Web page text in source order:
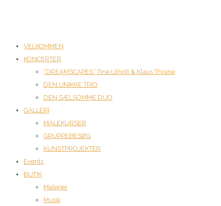
VELKOMMEN
KONCERTER
“DREAMSCAPES” Tine Lilholt & Klaus Thrane
DEN UNIKKE TRIO
DEN SÆLSOMME DUO
GALLERI
MALEKURSER
GRUPPEBESØG
KUNSTPROJEKTER
Events
BUTIK
Malerier
Musik